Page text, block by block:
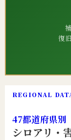
復
REGIONAL
47都道府県別
シロアリ・